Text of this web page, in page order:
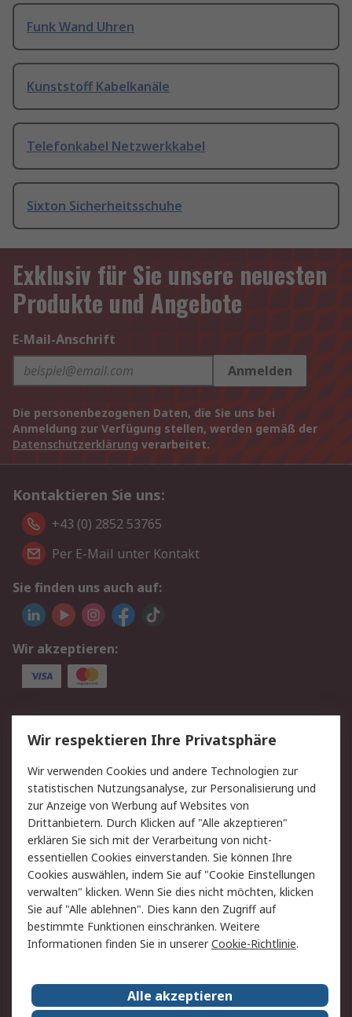
Funk Wand Uhren
Kunststoff Kabelkanäle
Telefonkabel Netzwerkkabel
Sixton Sicherheitsschuhe
Exklusiv für Sie unsere neuesten
Produkte und Angebote
E-Mail-Anschrift
Anmelden
Die personenbezogenen Daten, die Sie uns bei
Anmeldung zur Verfügung stellen, werden gemäß der
Datenschutzerklärung verarbeitet.
Kontaktieren Sie uns:
+43 (0) 2852 53765
Per E-Mail unter Kontakt
Sie finden uns auch auf:
Wir akzeptieren:
Service
Value Added Services
Lieferlösungen
Rücksendung/Entsorgung Kontakt
Hilfe
Rechtliches
RS Verkaufs- und
Lieferbedingungen
Datenschutz
Cookie-Richtlinie
Zahlungsbedingungen
Impressum
Webseite Konditionen
RS weltweit
Wir respektieren Ihre Privatsphäre
Wir verwenden Cookies und andere Technologien zur
statistischen Nutzungsanalyse, zur Personalisierung und
zur Anzeige von Werbung auf Websites von
Drittanbietern. Durch Klicken auf "Alle akzeptieren"
erklären Sie sich mit der Verarbeitung von nicht-
essentiellen Cookies einverstanden. Sie können Ihre
Cookies auswählen, indem Sie auf "Cookie Einstellungen
verwalten" klicken. Wenn Sie dies nicht möchten, klicken
Sie auf "Alle ablehnen". Dies kann den Zugriff auf
bestimmte Funktionen einschränken. Weitere
Informationen finden Sie in unsererCookie-Richtlinie.
Alle akzeptieren